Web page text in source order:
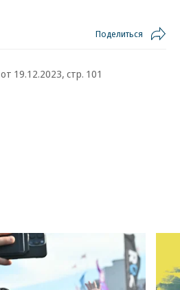
Поделиться
от 19.12.2023, стр. 101